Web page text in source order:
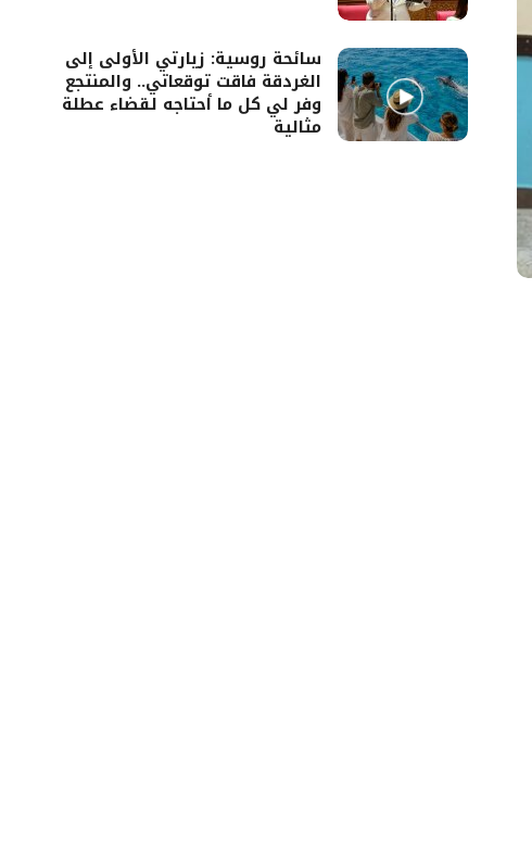
سائحة روسية: زيارتي الأولى إلى
الغردقة فاقت توقعاتي.. والمنتجع
وفر لي كل ما أحتاجه لقضاء عطلة
مثالية